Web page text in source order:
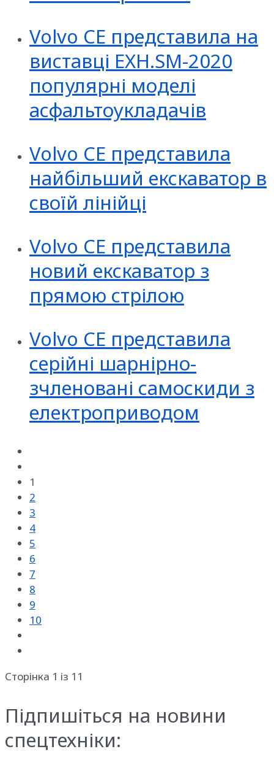
Volvo CE представила на
виставці EXH.SM-2020
популярні моделі
асфальтоукладачів
Volvo CE представила
найбільший екскаватор в
своїй лінійці
Volvo CE представила
новий екскаватор з
прямою стрілою
Volvo CE представила
серійні шарнірно-
зчленовані самоскиди з
електроприводом
1
2
3
4
5
6
7
8
9
10
Сторінка 1 із 11
Підпишіться на новини
спецтехніки: